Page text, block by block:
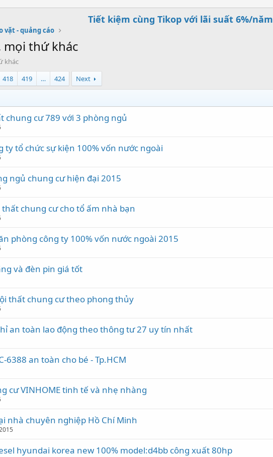
Tiết kiệm cùng Tikop với lãi suất 6%/năm
vặt - quảng cáo
mọi thứ khác
khác
418 419 … 424 Next
chung cư 789 với 3 phòng ngủ
ty tổ chức sự kiện 100% vốn nước ngoài
ngủ chung cư hiện đại 2015
chung cư cho tổ ấm nhà bạn
phòng công ty 100% vốn nước ngoài 2015
và đèn pin giá tốt
thất chung cư theo phong thủy
an toàn lao động theo thông tư 27 uy tín nhất
6388 an toàn cho bé - Tp.HCM
cư VINHOME tinh tế và nhẹ nhàng
nhà chuyên nghiệp Hồ Chí Minh
hyundai korea new 100% model:d4bb công xuất 80hp